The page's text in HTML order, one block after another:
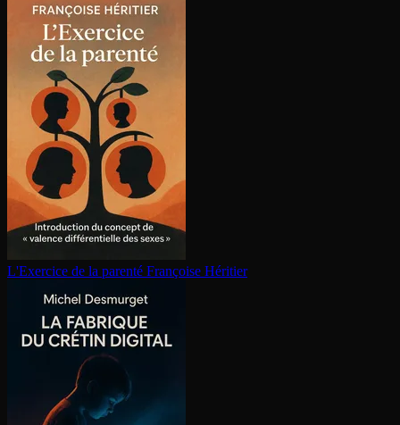
L'Exercice de la parenté Françoise Héritier